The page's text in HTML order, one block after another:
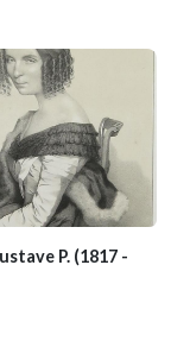
P. (1817 -